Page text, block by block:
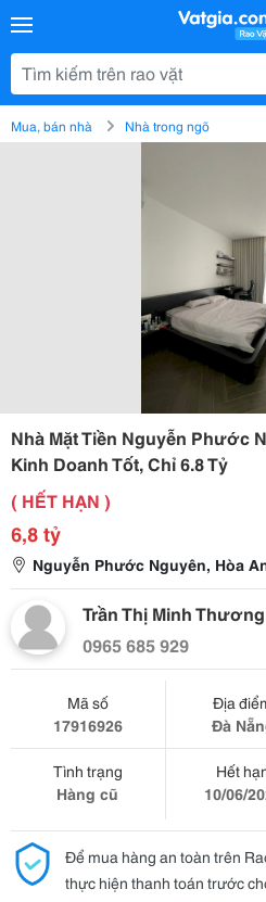
Mua, bán nhà Nhà trong ngõ
Nhà Mặt Tiền Nguyễn Phước
Kinh Doanh Tốt, Chỉ 6.8 Tỷ
( HẾT HẠN )
6,8 tỷ
Nguyễn Phước Nguyên, Hòa
Trần Thị Minh Thương
0965 685 929
Mã số
17916926
Địa
Đà
Tình trạng
Hàng cũ
Hết
10/06/
Để mua hàng an toàn trên
thực hiện thanh toán trước